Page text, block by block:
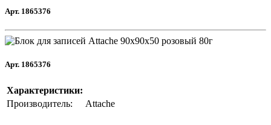
Арт. 1865376
Арт. 1865376
Характеристики:
Производитель:
Attache